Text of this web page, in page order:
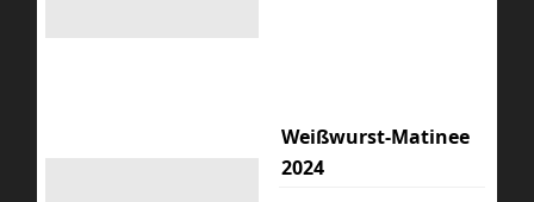
Weißwurst-Matinee
2024